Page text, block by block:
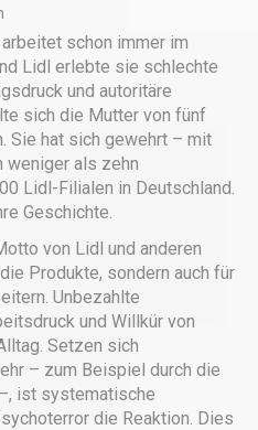
schon immer im
Lidl erlebte sie schlechte
und autoritäre
sich die Mutter von fünf
Sie hat sich gewehrt – mit
weniger als zehn
Lidl-Filialen in Deutschland.
Geschichte.
von Lidl und anderen
Produkte, sondern auch für
Unbezahlte
und Willkür von
Setzen sich
– zum Beispiel durch die
ist systematische
die Reaktion. Dies